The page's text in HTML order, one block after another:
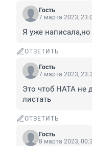
Гость
7 марта 2023,
Я уже
ОТВЕТИТЬ
Гость
7 марта 2023,
Это чтоб НАТА не
листать
ОТВЕТИТЬ
Гость
8 марта 2023,